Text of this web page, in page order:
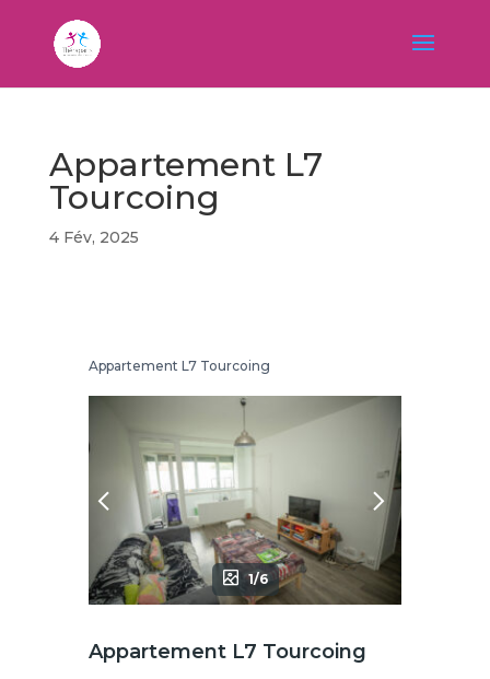
Appartement L7
Tourcoing
4 Fév, 2025
Appartement L7 Tourcoing
1/6
Appartement L7 Tourcoing
Appartement V14
Tourcoing
53 m²
Appartement V15 Croix
33 m²